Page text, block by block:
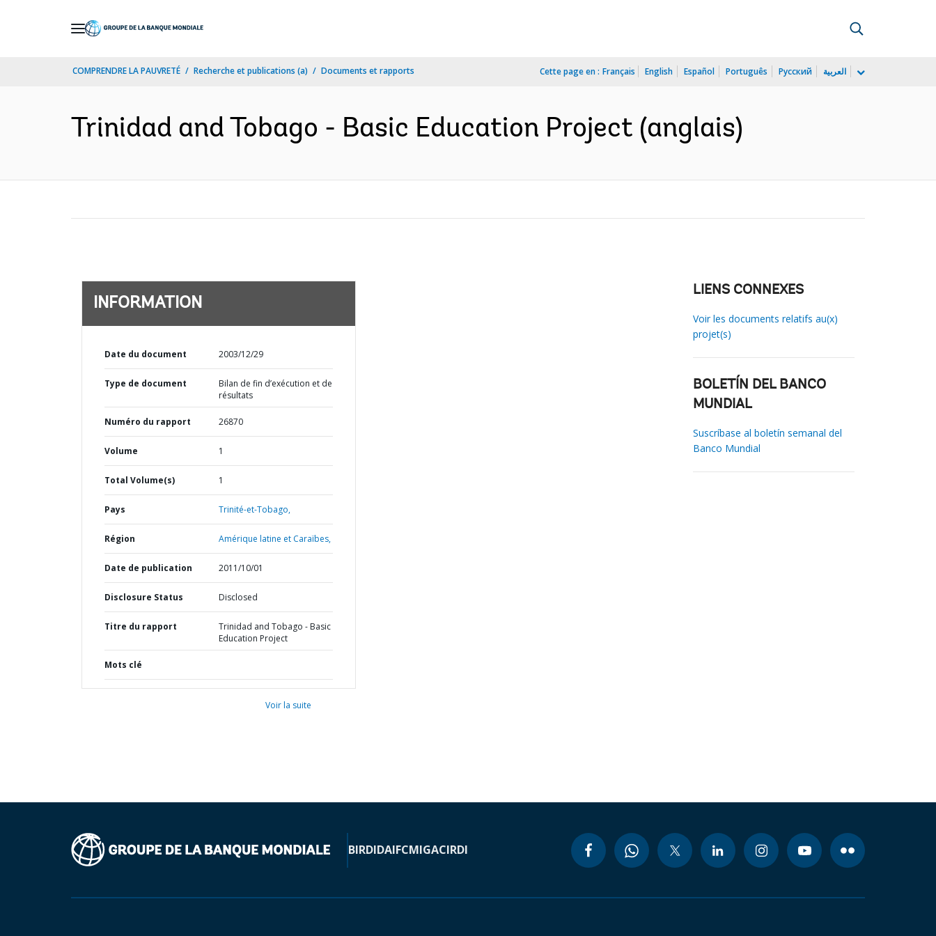
COMPRENDRE LA PAUVRETÉ Recherche et publications (a) Documents et rapports Cette page en : Français English Español Português Русский العربية
Trinidad and Tobago - Basic Education Project (anglais)
INFORMATION
Date du document 2003/12/29
Type de document
Bilan de fin d’exécution et de
résultats
Numéro du rapport 26870
Volume 1
Total Volume(s) 1
Pays Trinité-et-Tobago,
Région Amérique latine et Caraïbes,
Date de publication 2011/10/01
Disclosure Status Disclosed
Titre du rapport
Trinidad and Tobago - Basic
Education Project
Mots clé
Voir la suite
LIENS CONNEXES
Voir les documents relatifs au(x)
projet(s)
BOLETÍN DEL BANCO
MUNDIAL
Suscríbase al boletín semanal del
Banco Mundial
BIRDIDAIFCMIGACIRDI